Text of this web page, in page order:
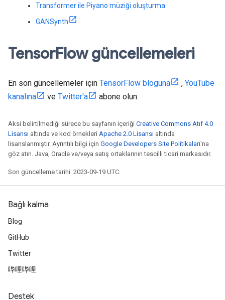
Transformer ile Piyano müziği oluşturma
GANSynth
TensorFlow güncellemeleri
En son güncellemeler için TensorFlow bloguna , YouTube
kanalına
ve Twitter'a abone olun.
Aksi belirtilmediği sürece bu sayfanın içeriği Creative Commons Atıf 4.0
Lisansı altında ve kod örnekleri Apache 2.0 Lisansı altında
lisanslanmıştır. Ayrıntılı bilgi için Google Developers Site Politikaları'na
göz atın. Java, Oracle ve/veya satış ortaklarının tescilli ticari markasıdır.
Son güncelleme tarihi: 2023-09-19 UTC.
Bağlı kalma
Blog
GitHub
Twitter
哔哩哔哩
Destek